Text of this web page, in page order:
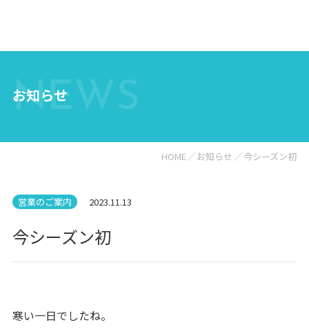
NEWS
お知らせ
HOME お知らせ 今シーズン初
営業のご案内 2023.11.13
今シーズン初
寒い一日でしたね。